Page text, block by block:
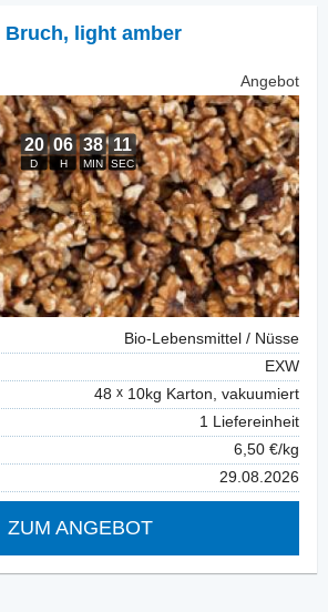
Bruch, light amber
Angebot
Bio-Lebensmittel / Nüsse
EXW
48
10kg Karton, vakuumiert
1 Liefereinheit
6,50 €/kg
29.08.2026
ZUM ANGEBOT